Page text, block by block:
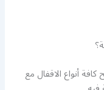
أنواع الاقفال مع